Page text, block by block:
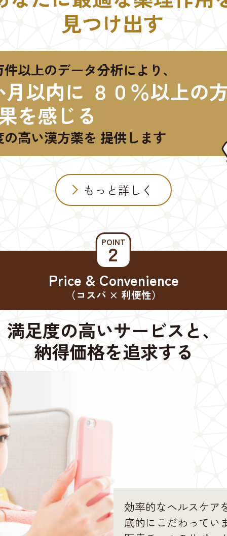
以上のデータ分析により、
月以内に ８０％以上の
を感じる
の高い漢方薬を 提供します
もっと詳しく
POINT
２
Price & Convenience
（コスパ × 利便性）
満足度の高いサービスと、
納得価格を追求する
効率的なヘルスケア
底的にこだわってい